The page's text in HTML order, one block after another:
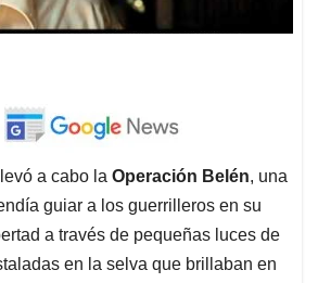
a cabo la Operación Belén, una
guiar a los guerrilleros en su
a través de pequeñas luces de
en la selva que brillaban en